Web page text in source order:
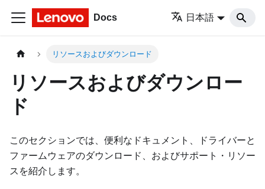
Docs 日本語
リソースおよびダウンロード
リソースおよびダウンロー
ド
このセクションでは、便利なドキュメント、ドライバーと
ファームウェアのダウンロード、およびサポート・リソー
スを紹介します。